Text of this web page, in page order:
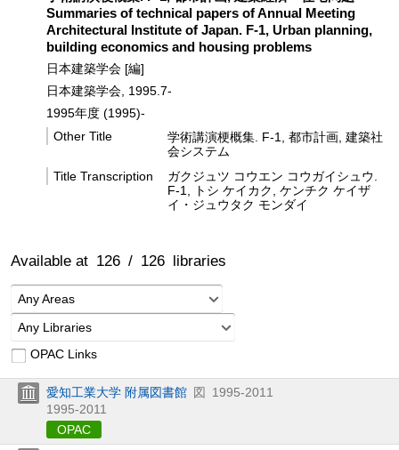
Summaries of technical papers of Annual Meeting
Architectural Institute of Japan. F-1, Urban planning,
building economics and housing problems
日本建築学会 [編]
日本建築学会, 1995.7-
1995年度 (1995)-
Other Title
学術講演梗概集. F-1, 都市計画, 建築社
会システム
Title Transcription
ガクジュツ コウエン コウガイシュウ.
F-1, トシ ケイカク, ケンチク ケイザ
イ・ジュウタク モンダイ
Available at 126 / 126 libraries
Any Areas
Any Libraries
OPAC Links
愛知工業大学 附属図書館 図
1995-2011
1995-2011
OPAC